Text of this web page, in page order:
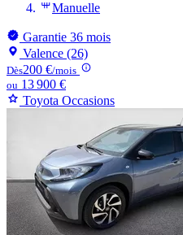
Manuelle
Garantie 36 mois
Valence (26)
Dès200 €/mois
ou 13 900 €
Toyota Occasions